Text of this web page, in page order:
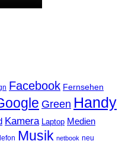
Facebook Fernsehen
Green Handy
Kamera Laptop Medien
Musik netbook neu